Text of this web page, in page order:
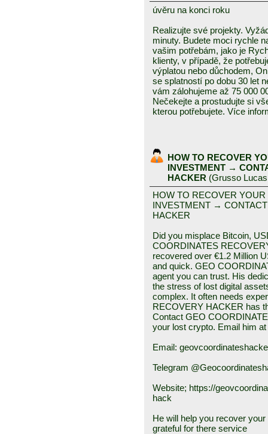
úvěru na konci roku
Realizujte své projekty.
minuty. Budete moci rychle
vašim potřebám, jako je
klienty, v případě, že
výplatou nebo důchodem,
se splatností po dobu 30 let
vám zálohujeme až 75 000
Nečekejte a prostudujte si
kterou potřebujete. Více
HOW TO RECOVER
INVESTMENT →
HACKER (Grusso Lucas
HOW TO RECOVER
INVESTMENT →
HACKER
Did you misplace Bitcoin,
COORDINATES
recovered over €1.2 Million
and quick. GEO
agent you can trust. His
the stress of lost digital
complex. It often needs
RECOVERY HACKER has
Contact GEO
your lost crypto. Email him at
Email:
Telegram
Website; https://
hack
He will help you recover
grateful for there service